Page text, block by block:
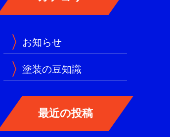
お知らせ
塗装の豆知識